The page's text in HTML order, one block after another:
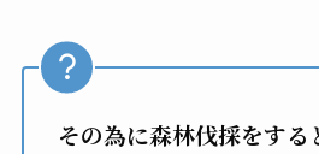
その為に森林伐採をする